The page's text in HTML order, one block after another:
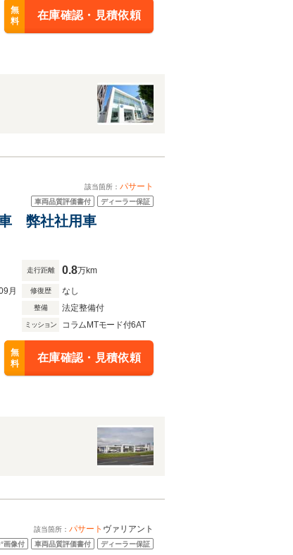
無
料
在庫確認・見積依頼
該当箇所： パサート
車両品質評価書付 ディーラー保証
弊社社用車
走行距離 0.8万km
月 修復歴 なし
整備 法定整備付
ミッション コラムMTモード付6AT
無
料
在庫確認・見積依頼
該当箇所： パサート ヴァリアント
画像付 車両品質評価書付 ディーラー保証